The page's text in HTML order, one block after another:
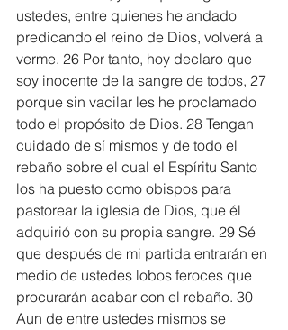
ustedes, entre quienes he andado
predicando el reino de Dios, volverá a
verme. 26 Por tanto, hoy declaro que
soy inocente de la sangre de todos, 27
porque sin vacilar les he proclamado
todo el propósito de Dios. 28 Tengan
cuidado de sí mismos y de todo el
rebaño sobre el cual el Espíritu Santo
los ha puesto como obispos para
pastorear la iglesia de Dios, que él
adquirió con su propia sangre. 29 Sé
que después de mi partida entrarán en
medio de ustedes lobos feroces que
procurarán acabar con el rebaño. 30
Aun de entre ustedes mismos se